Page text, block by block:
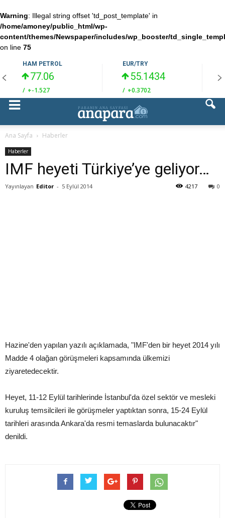
Warning: Illegal string offset 'td_post_template' in
/home/amoney/public_html/wp-
content/themes/Newspaper/includes/wp_booster/
on line 75
HAM PETROL
77.06
/ +-1.527
EUR/TRY
55.1434
/ +0.3702
Ana Sayfa Haberler
Haberler
IMF heyeti Türkiye’ye geliyor…
Yayınlayan Editor - 5 Eylül 2014 0
4217
Hazine'den yapılan yazılı açıklamada, "IMF'den bir heyet 2014 yılı
Madde 4 olağan görüşmeleri kapsamında ülkemizi
ziyaretedecektir.
Heyet, 11-12 Eylül tarihlerinde İstanbul'da özel sektör ve mesleki
kuruluş temsilcileri ile görüşmeler yaptıktan sonra, 15-24 Eylül
tarihleri arasında Ankara'da resmi temaslarda bulunacaktır"
denildi.